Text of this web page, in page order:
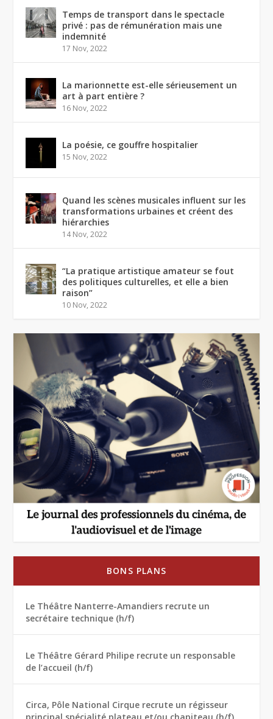
Temps de transport dans le spectacle
privé : pas de rémunération mais une
indemnité
17 Nov, 2022
La marionnette est-elle sérieusement un
art à part entière ?
16 Nov, 2022
La poésie, ce gouffre hospitalier
15 Nov, 2022
Quand les scènes musicales influent sur les
transformations urbaines et créent des
hiérarchies
14 Nov, 2022
“La pratique artistique amateur se fout
des politiques culturelles, et elle a bien
raison”
10 Nov, 2022
BONS PLANS
Le Théâtre Nanterre-Amandiers recrute un
secrétaire technique (h/f)
Le Théâtre Gérard Philipe recrute un responsable
de l’accueil (h/f)
Circa, Pôle National Cirque recrute un régisseur